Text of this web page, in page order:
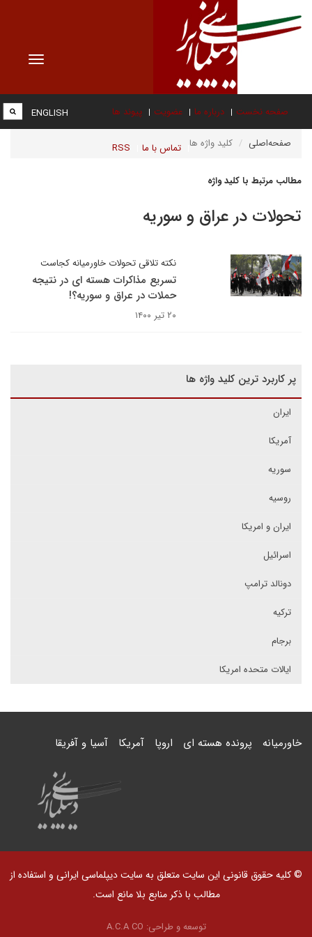
Toggle
صفحه نخست درباره ما عضویت پیوند ها
تماس با ما RSS
ENGLISH
صفحه‌اصلی کلید واژه ها
مطالب مرتبط با کلید واژه
تحولات در عراق و سوریه
نکته تلاقی تحولات خاورمیانه کجاست
تسریع مذاکرات هسته ای در نتیجه
حملات در عراق و سوریه؟!
۲۰ تیر ۱۴۰۰
پر کاربرد ترین کلید واژه ها
ایران
آمریکا
سوریه
روسیه
ایران و امریکا
اسرائیل
دونالد ترامپ
ترکیه
برجام
ایالات متحده امریکا
خاورمیانه پرونده هسته ای اروپا آمریکا آسیا و آفریقا
© کلیه حقوق قانونی این سایت متعلق به سایت دیپلماسی ایرانی و استفاده از
مطالب با ذکر منابع بلا مانع است.
توسعه و طراحی: A.C.A CO